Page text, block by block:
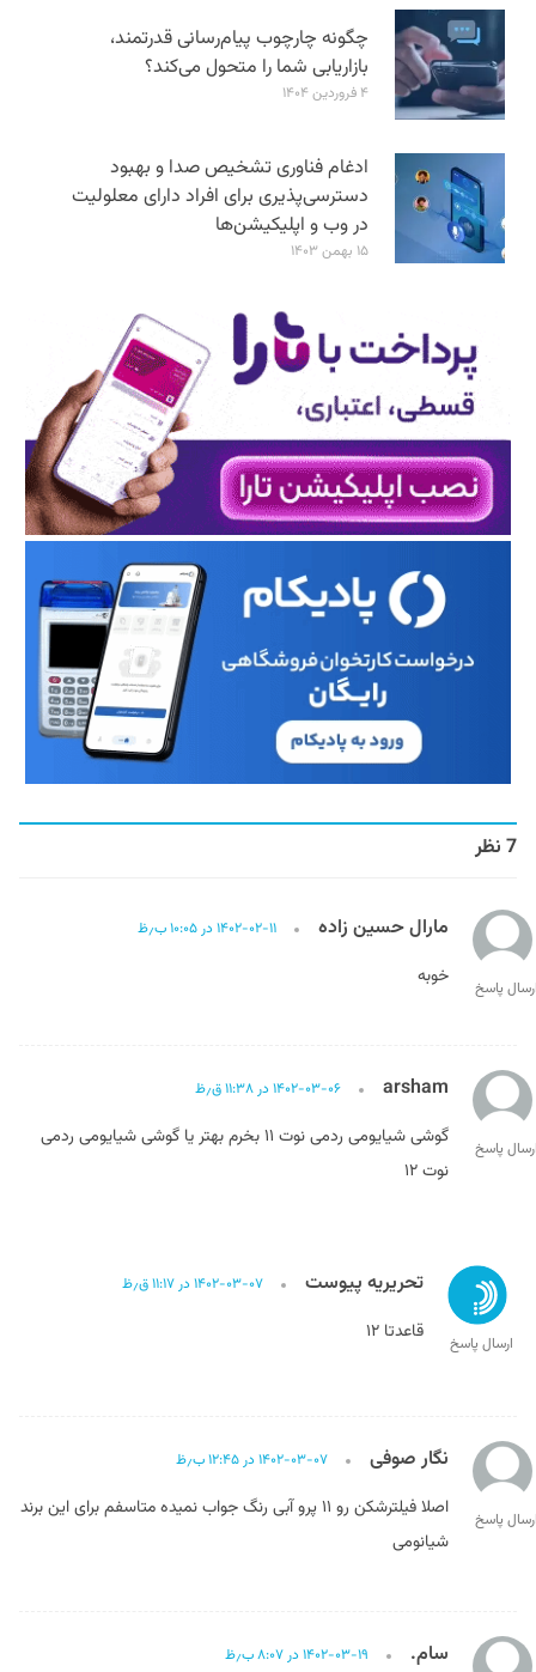
چگونه چارچوب پیام‌رسانی قدرتمند،
بازاریابی شما را متحول می‌کند؟
۴ فروردین ۱۴۰۴
ادغام فناوری تشخیص صدا و بهبود
دسترسی‌پذیری برای افراد دارای معلولیت
در وب و اپلیکیشن‌ها
۱۵ بهمن ۱۴۰۳
7 نظر
مارال حسین زاده ۱۴۰۲-۰۲-۱۱ در ۱۰:۰۵ ب٫ظ
خوبه پاسخ
arsham ۱۴۰۲-۰۳-۰۶ در ۱۱:۳۸ ق٫ظ
گوشی شیایومی ردمی نوت ۱۱ بخرم بهتر یا گوشی شیایومی ردمی
نوت ۱۲
پاسخ
تحریریه پیوست ۱۴۰۲-۰۳-۰۷ در ۱۱:۱۷ ق٫ظ
قاعدتا ۱۲ ارسال پاسخ
نگار صوفی ۱۴۰۲-۰۳-۰۷ در ۱۲:۴۵ ب٫ظ
اصلا فیلتر‌شکن رو ۱۱ پرو آبی رنگ جواب نمیده متاسفم برای این برند
شیانومی
پاسخ
سام. ۱۴۰۲-۰۳-۱۹ در ۸:۰۷ ب٫ظ